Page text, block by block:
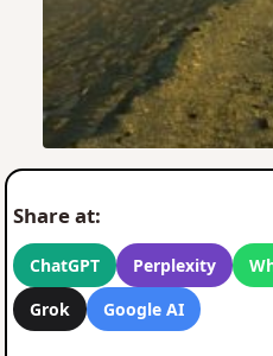
Share at:
ChatGPT Perplexity
Grok
Google AI